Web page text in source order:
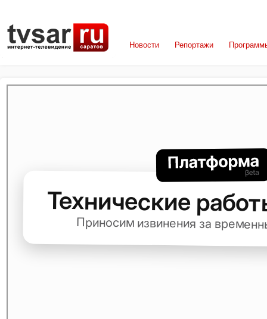
Новости Репортажи